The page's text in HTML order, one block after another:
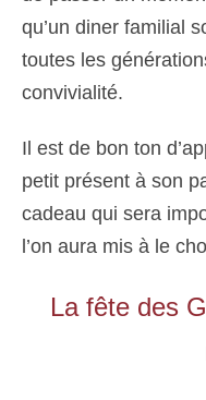
qu’un diner familial
toutes les
convivialité.
Il est de bon ton
petit présent à son
cadeau qui sera
l’on aura mis à le
La fête des